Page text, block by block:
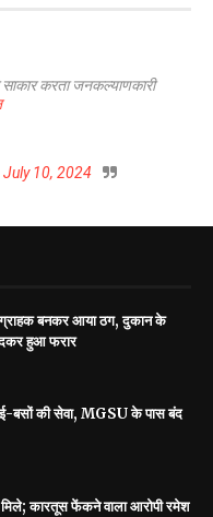
करता जनकल्याणकारी
July 10, 2024
ग्राहक बनकर आया ठग, दुकान के
हुआ फरार
बसों की सेवा, MGSU के पास बंद
मिले; कारतूस फेंकने वाला आरोपी रमेश